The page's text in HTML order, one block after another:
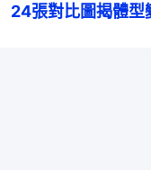
24張對比圖揭體型